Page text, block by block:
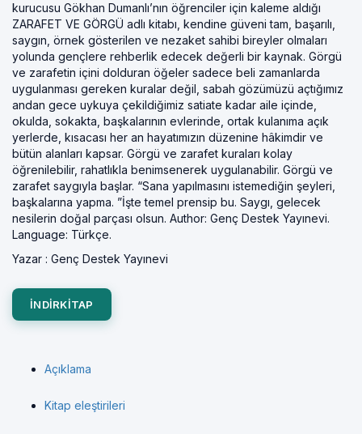
kurucusu Gökhan Dumanlı’nın öğrenciler için kaleme aldığı
ZARAFET VE GÖRGÜ adlı kitabı, kendine güveni tam, başarılı,
saygın, örnek gösterilen ve nezaket sahibi bireyler olmaları
yolunda gençlere rehberlik edecek değerli bir kaynak. Görgü
ve zarafetin içini dolduran öğeler sadece beli zamanlarda
uygulanması gereken kuralar değil, sabah gözümüzü açtığımız
andan gece uykuya çekildiğimiz satiate kadar aile içinde,
okulda, sokakta, başkalarının evlerinde, ortak kulanıma açık
yerlerde, kısacası her an hayatımızın düzenine hâkimdir ve
bütün alanları kapsar. Görgü ve zarafet kuraları kolay
öğrenilebilir, rahatlıkla benimsenerek uygulanabilir. Görgü ve
zarafet saygıyla başlar. “Sana yapılmasını istemediğin şeyleri,
başkalarına yapma. ”İşte temel prensip bu. Saygı, gelecek
nesilerin doğal parçası olsun. Author: Genç Destek Yayınevi.
Language: Türkçe.
Yazar : Genç Destek Yayınevi
INDIRKITAP
Açıklama
Kitap eleştirileri